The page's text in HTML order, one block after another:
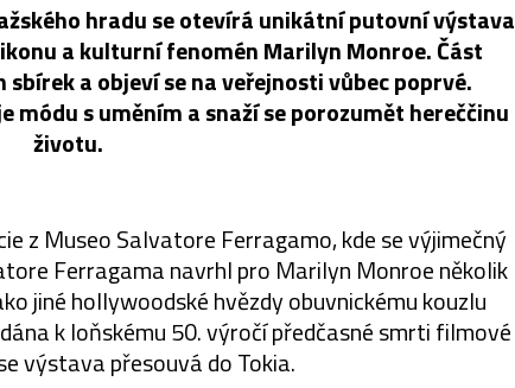
hradu se otevírá unikátní putovní výstava
a kulturní fenomén Marilyn Monroe. Část
a objeví se na veřejnosti vůbec poprvé.
s uměním a snaží se porozumět hereččinu
životu.
z Museo Salvatore Ferragamo, kde se výjimečný
Ferragama navrhl pro Marilyn Monroe několik
jiné hollywoodské hvězdy obuvnickému kouzlu
k loňskému 50. výročí předčasné smrti filmové
výstava přesouvá do Tokia.